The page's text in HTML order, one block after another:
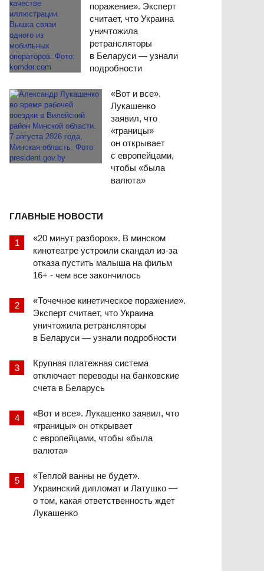
поражение». Эксперт
считает, что Украина
уничтожила
ретрансляторы
в Беларуси — узнали
подробности
«Вот и все».
Лукашенко
заявил, что
«границы»
он открывает
с европейцами,
чтобы «была
валюта»
ГЛАВНЫЕ НОВОСТИ
«20 минут разборок». В минском
кинотеатре устроили скандал из-за
отказа пустить малыша на фильм
16+ - чем все закончилось
«Точечное кинетическое поражение».
Эксперт считает, что Украина
уничтожила ретрансляторы
в Беларуси — узнали подробности
Крупная платежная система
отключает переводы на банковские
счета в Беларусь
«Вот и все». Лукашенко заявил, что
«границы» он открывает
с европейцами, чтобы «была
валюта»
«Теплой ванны не будет».
Украинский дипломат и Латушко —
о том, какая ответственность ждет
Лукашенко